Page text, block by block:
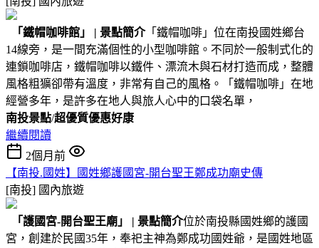
「鐵帽咖啡館」 | 景點簡介「鐵帽咖啡」位在南投國姓鄉台
14線旁，是一間充滿個性的小型咖啡館。不同於一般制式化的
連鎖咖啡店，鐵帽咖啡以鐵件、漂流木與石材打造而成，整體
風格粗獷卻帶有溫度，非常有自己的風格。「鐵帽咖啡」在地
經營多年，是許多在地人與旅人心中的口袋名單，
南投景點/超優質優惠好康
繼續閱讀
2個月前
【南投.國姓】國姓鄉護國宮-開台聖王鄭成功廟史傳
[南投] 國內旅遊
「護國宮-開台聖王廟」 | 景點簡介位於南投縣國姓鄉的護國
宮，創建於民國35年，奉祀主神為鄭成功國姓爺，是國姓地區